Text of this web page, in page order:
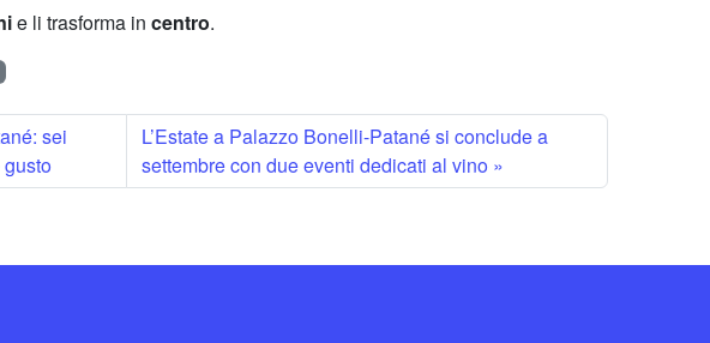
e li trasforma in centro.
sei
L’Estate a Palazzo Bonelli-Patané si conclude a
settembre con due eventi dedicati al vino